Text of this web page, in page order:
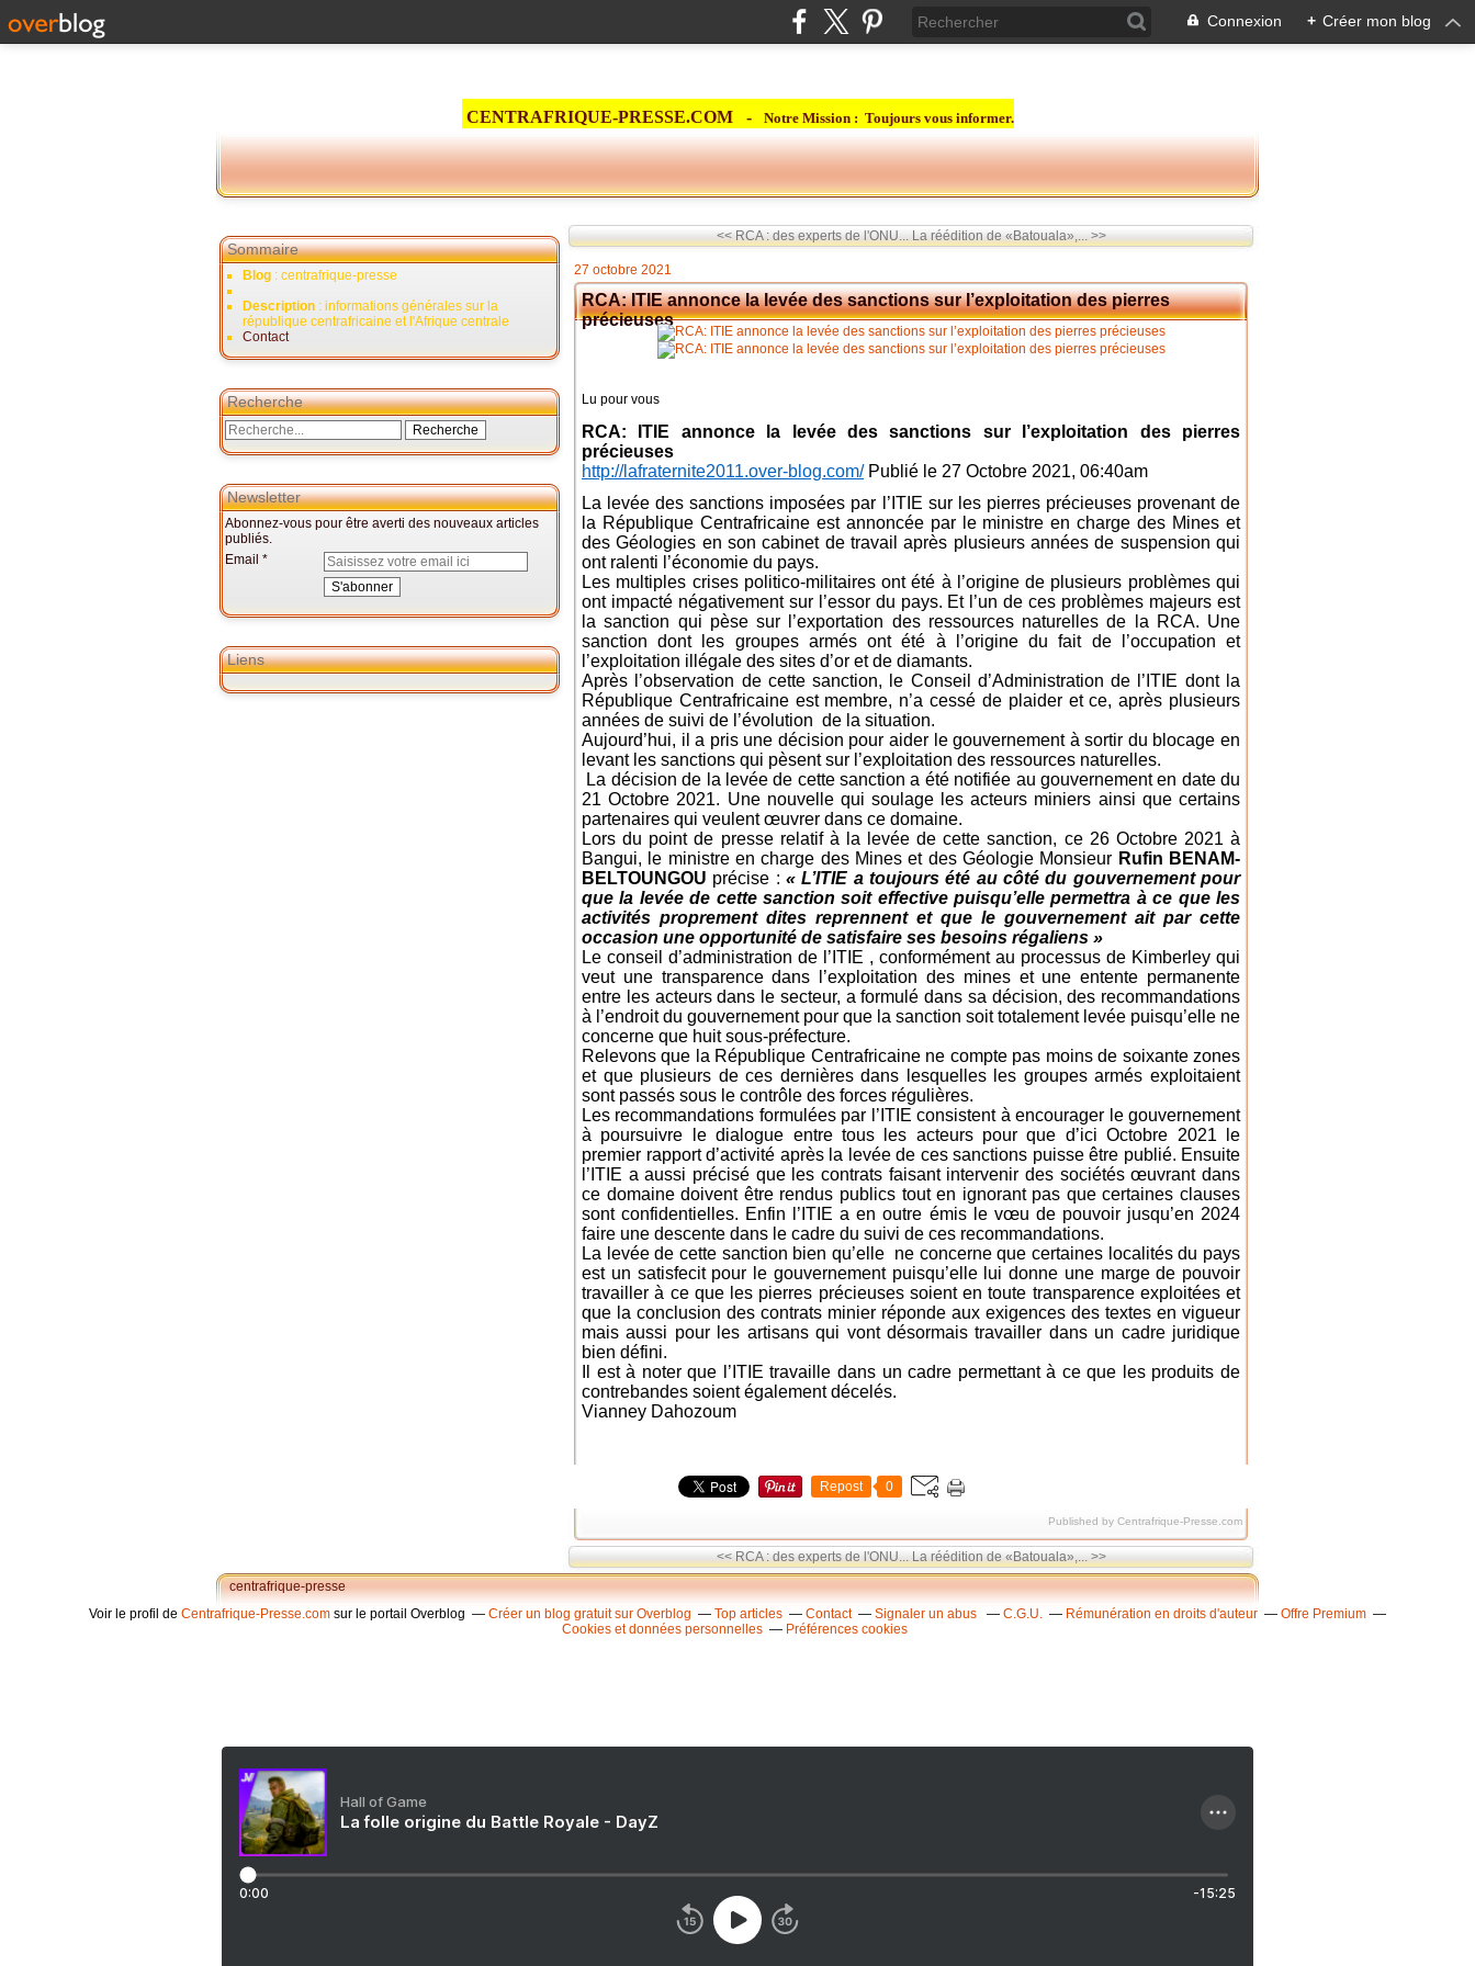
Connexion + Créer mon blog
CENTRAFRIQUE-PRESSE.COM - Notre Mission : Toujours vous informer.
Sommaire
Blog : centrafrique-presse
Description : informations générales sur la
république centrafricaine et l'Afrique centrale
Contact
Recherche
Newsletter
Abonnez-vous pour être averti des nouveaux articles
publiés.
Email
Liens
<< RCA : des experts de l'ONU... La réédition de «Batouala»,... >>
27 octobre 2021
RCA: ITIE annonce la levée des sanctions sur l’exploitation des pierres
précieuses
Lu pour vous
RCA: ITIE annonce la levée des sanctions sur l’exploitation des pierres
précieuses
http://lafraternite2011.over-blog.com/Publié le 27 Octobre 2021, 06:40am
La levée des sanctions imposées par l’ITIE sur les pierres précieuses provenant de
la République Centrafricaine est annoncée par le ministre en charge des Mines et
des Géologies en son cabinet de travail après plusieurs années de suspension qui
ont ralenti l’économie du pays.
Les multiples crises politico-militaires ont été à l’origine de plusieurs problèmes qui
ont impacté négativement sur l’essor du pays. Et l’un de ces problèmes majeurs est
la sanction qui pèse sur l’exportation des ressources naturelles de la RCA. Une
sanction dont les groupes armés ont été à l’origine du fait de l’occupation et
l’exploitation illégale des sites d’or et de diamants.
Après l’observation de cette sanction, le Conseil d’Administration de l’ITIE dont la
République Centrafricaine est membre, n’a cessé de plaider et ce, après plusieurs
années de suivi de l’évolution de la situation.
Aujourd’hui, il a pris une décision pour aider le gouvernement à sortir du blocage en
levant les sanctions qui pèsent sur l’exploitation des ressources naturelles.
La décision de la levée de cette sanction a été notifiée au gouvernement en date du
21 Octobre 2021. Une nouvelle qui soulage les acteurs miniers ainsi que certains
partenaires qui veulent œuvrer dans ce domaine.
Lors du point de presse relatif à la levée de cette sanction, ce 26 Octobre 2021 à
Bangui, le ministre en charge des Mines et des Géologie Monsieur Rufin BENAM-
BELTOUNGOU précise : « L’ITIE a toujours été au côté du gouvernement pour
que la levée de cette sanction soit effective puisqu’elle permettra à ce que les
activités proprement dites reprennent et que le gouvernement ait par cette
occasion une opportunité de satisfaire ses besoins régaliens »
Le conseil d’administration de l’ITIE , conformément au processus de Kimberley qui
veut une transparence dans l’exploitation des mines et une entente permanente
entre les acteurs dans le secteur, a formulé dans sa décision, des recommandations
à l’endroit du gouvernement pour que la sanction soit totalement levée puisqu’elle ne
concerne que huit sous-préfecture.
Relevons que la République Centrafricaine ne compte pas moins de soixante zones
et que plusieurs de ces dernières dans lesquelles les groupes armés exploitaient
sont passés sous le contrôle des forces régulières.
Les recommandations formulées par l’ITIE consistent à encourager le gouvernement
à poursuivre le dialogue entre tous les acteurs pour que d’ici Octobre 2021 le
premier rapport d’activité après la levée de ces sanctions puisse être publié. Ensuite
l’ITIE a aussi précisé que les contrats faisant intervenir des sociétés œuvrant dans
ce domaine doivent être rendus publics tout en ignorant pas que certaines clauses
sont confidentielles. Enfin l’ITIE a en outre émis le vœu de pouvoir jusqu’en 2024
faire une descente dans le cadre du suivi de ces recommandations.
La levée de cette sanction bien qu’elle ne concerne que certaines localités du pays
est un satisfecit pour le gouvernement puisqu’elle lui donne une marge de pouvoir
travailler à ce que les pierres précieuses soient en toute transparence exploitées et
que la conclusion des contrats minier réponde aux exigences des textes en vigueur
mais aussi pour les artisans qui vont désormais travailler dans un cadre juridique
bien défini.
Il est à noter que l’ITIE travaille dans un cadre permettant à ce que les produits de
contrebandes soient également décelés.
Vianney Dahozoum
Repost 0
Published by Centrafrique-Presse.com
<< RCA : des experts de l'ONU... La réédition de «Batouala»,... >>
centrafrique-presse
Voir le profil de Centrafrique-Presse.com sur le portail Overblog Créer un blog gratuit sur Overblog Top articles Contact Signaler un abus C.G.U. Rémunération en droits d'auteur
Offre Premium
Cookies et données personnelles
Préférences cookies
Hall of Game
La folle origine du Battle Royale - DayZ
0:00 -15:25